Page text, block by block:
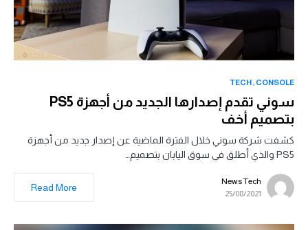
CONSOLE
TECH
سوني تقدم إصدارها الجديد من أجهزة PS5
بتصميم أخف
كشفت شركة سوني خلال الفترة الماضية عن إصدار جديد من أجهزة
PS5 والذي أطلق في سوق اليابان بتصميم…
News Tech
25/08/2021
Read More